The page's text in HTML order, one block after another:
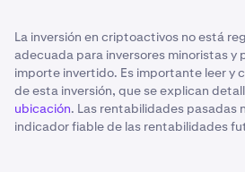
La inversión en criptoactivos no está
adecuada para inversores minoristas y
importe invertido. Es importante leer y
de esta inversión, que se explican
ubicación. Las rentabilidades pasadas
indicador fiable de las rentabilidades